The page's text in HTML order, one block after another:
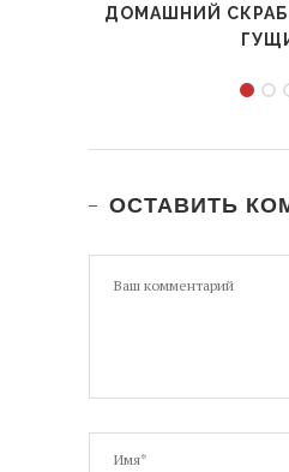
ДОМАШНИЙ
ОСТАВИТЬ